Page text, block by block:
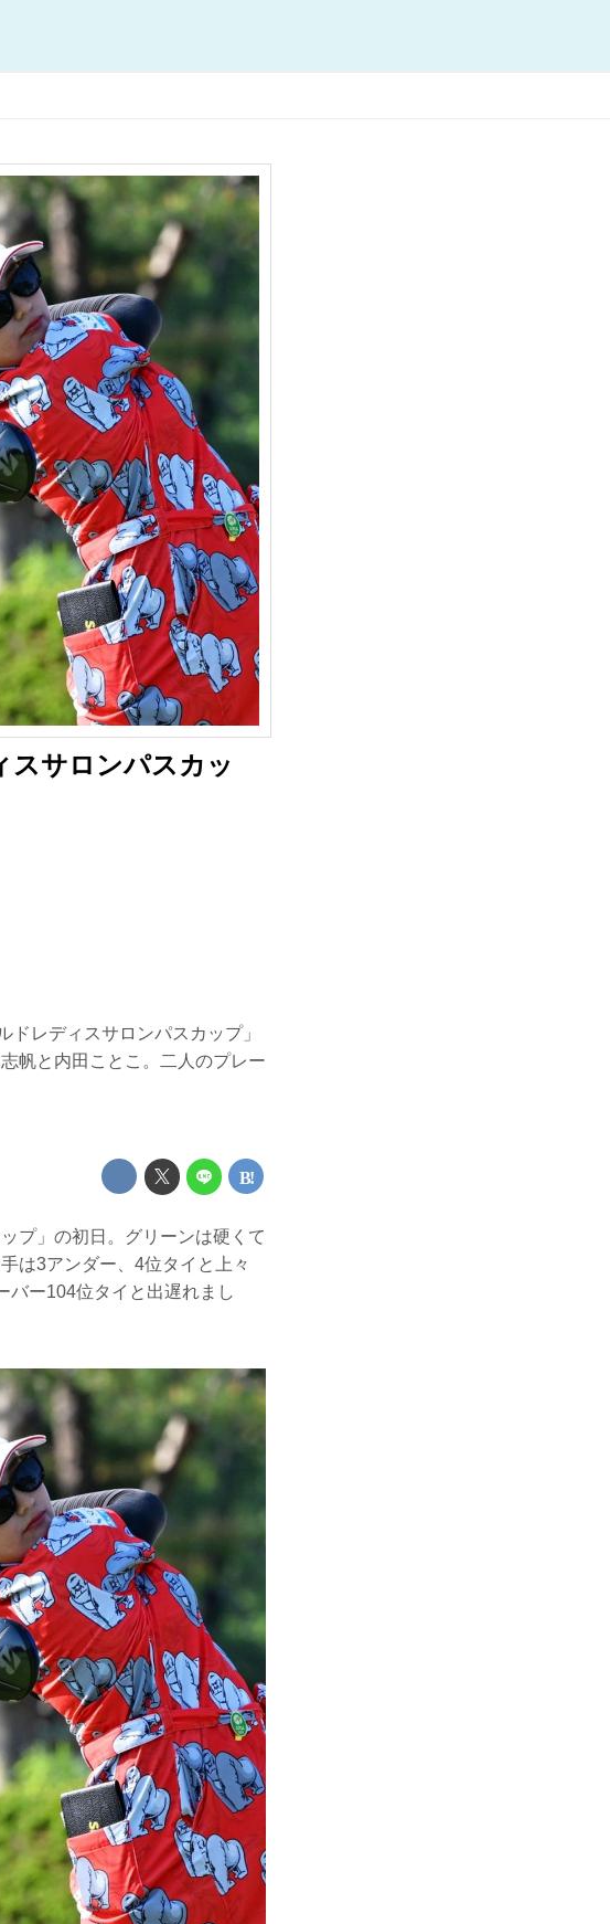
スサロンパスカッ
レディスサロンパスカップ」
帆と内田ことこ。二人のプレー
プ」の初日。グリーンは硬くて
は3アンダー、4位タイと上々
バー104位タイと出遅れまし